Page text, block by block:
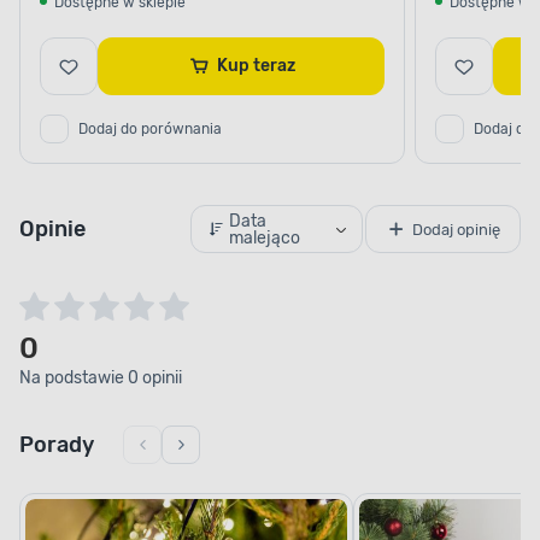
Kup teraz
Dodaj do porównania Dodaj do
Opinie
Data
malejąco
Dodaj opinię
0
Na podstawie 0 opinii
Porady